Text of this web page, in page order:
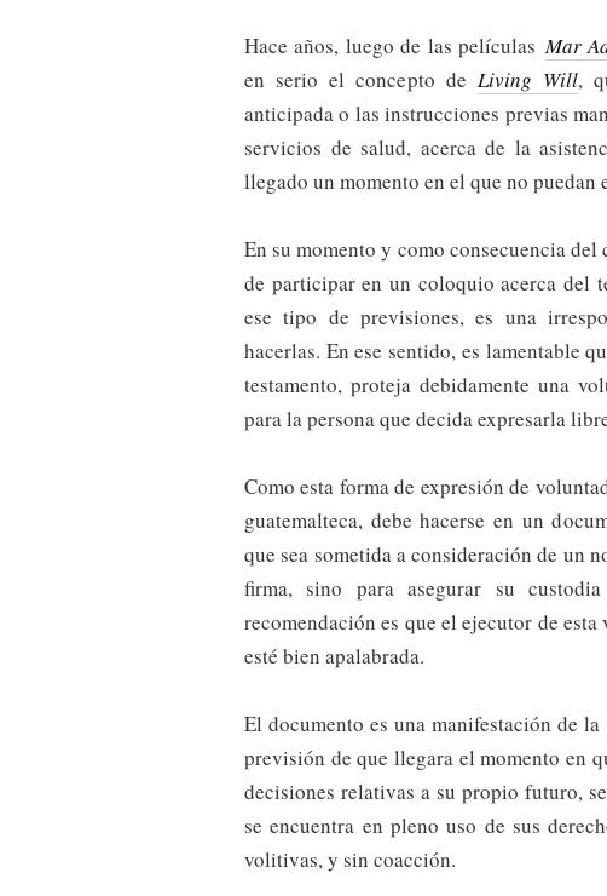
Hace años, luego de las películasMar
en serio el concepto de Living Will,
anticipada o las instrucciones previas
servicios de salud, acerca de la
llegado un momento en el que no puedan
En su momento y como consecuencia del
de participar en un coloquio acerca del
ese tipo de previsiones, es una
hacerlas. En ese sentido, es lamentable
testamento, proteja debidamente una
para la persona que decida expresarla
Como esta forma de expresión de
guatemalteca, debe hacerse en un
que sea sometida a consideración de un
firma, sino para asegurar su
recomendación es que el ejecutor de
esté bien apalabrada.
El documento es una manifestación de
previsión de que llegara el momento en
decisiones relativas a su propio futuro,
se encuentra en pleno uso de sus
volitivas, y sin coacción.